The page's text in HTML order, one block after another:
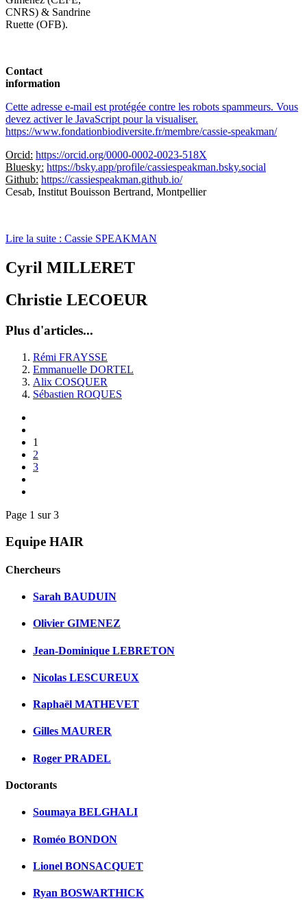
CNRS) & Sandrine
Ruette (OFB).
Contact
information
Cette adresse e-mail est protégée contre les robots spammeurs. Vous
devez activer le JavaScript pour la visualiser.
https://www.fondationbiodiversite.fr/membre/cassie-speakman/
Orcid: https://orcid.org/0000-0002-0023-518X
Bluesky: https://bsky.app/profile/cassiespeakman.bsky.social
Github: https://cassiespeakman.github.io/
Cesab, Institut Bouisson Bertrand, Montpellier
Lire la suite : Cassie SPEAKMAN
Cyril MILLERET
Christie LECOEUR
Plus d'articles...
Rémi FRAYSSE
Emmanuelle DORTEL
Alix COSQUER
Sébastien ROQUES
1
2
3
Page 1 sur 3
Equipe HAIR
Chercheurs
Sarah BAUDUIN
Olivier GIMENEZ
Jean-Dominique LEBRETON
Nicolas LESCUREUX
Raphaël MATHEVET
Gilles MAURER
Roger PRADEL
Doctorants
Soumaya BELGHALI
Roméo BONDON
Lionel BONSACQUET
Ryan BOSWARTHICK